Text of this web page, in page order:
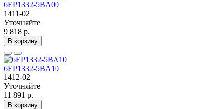
6EP1332-5BA00
1411-02
Уточняйте
9 818 р.
В корзину
6EP1332-5BA10
1412-02
Уточняйте
11 891 р.
В корзину